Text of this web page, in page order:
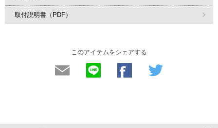
取付説明書（PDF）
このアイテムをシェアする